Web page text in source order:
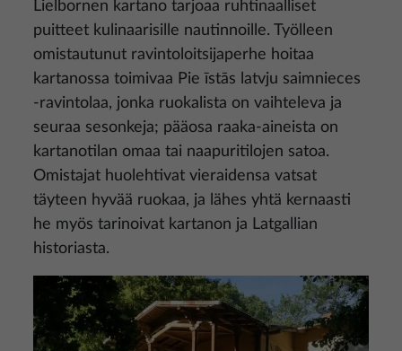
Lielbornen kartano tarjoaa ruhtinaalliset
puitteet kulinaarisille nautinnoille. Työlleen
omistautunut ravintoloitsijaperhe hoitaa
kartanossa toimivaa Pie īstās latvju saimnieces
-ravintolaa, jonka ruokalista on vaihteleva ja
seuraa sesonkeja; pääosa raaka-aineista on
kartanotilan omaa tai naapuritilojen satoa.
Omistajat huolehtivat vieraidensa vatsat
täyteen hyvää ruokaa, ja lähes yhtä kernaasti
he myös tarinoivat kartanon ja Latgallian
historiasta.
Kuva